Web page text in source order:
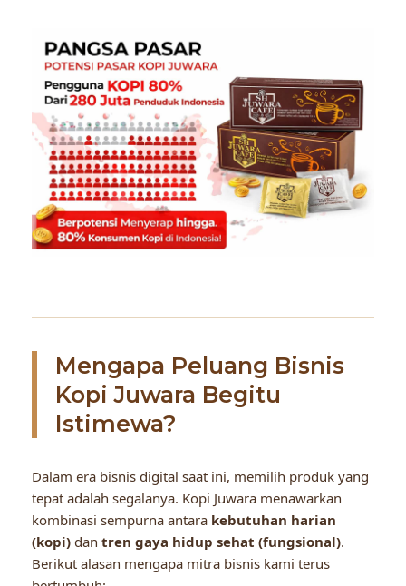
Mengapa Peluang Bisnis
Kopi Juwara Begitu
Istimewa?
Dalam era bisnis digital saat ini, memilih produk yang
tepat adalah segalanya. Kopi Juwara menawarkan
kombinasi sempurna antara kebutuhan harian
(kopi) dan tren gaya hidup sehat (fungsional).
Berikut alasan mengapa mitra bisnis kami terus